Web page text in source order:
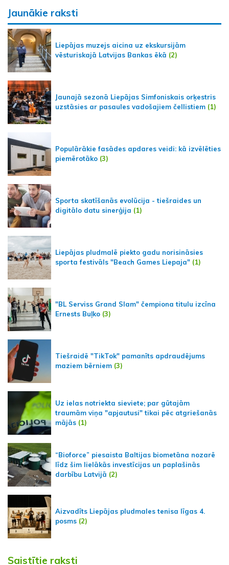
Jaunākie raksti
Liepājas muzejs aicina uz ekskursijām
vēsturiskajā Latvijas Bankas ēkā (2)
Jaunajā sezonā Liepājas Simfoniskais orķestris
uzstāsies ar pasaules vadošajiem čellistiem (1)
Populārākie fasādes apdares veidi: kā izvēlēties
piemērotāko (3)
Sporta skatīšanās evolūcija - tiešraides un
digitālo datu sinerģija (1)
Liepājas pludmalē piekto gadu norisināsies
sporta festivāls "Beach Games Liepaja" (1)
"BL Serviss Grand Slam" čempiona titulu izcīna
Ernests Buļko (3)
Tiešraidē "TikTok" pamanīts apdraudējums
maziem bērniem (3)
Uz ielas notriekta sieviete; par gūtajām
traumām viņa "apjautusi" tikai pēc atgriešanās
mājās (1)
“Bioforce” piesaista Baltijas biometāna nozarē
līdz šim lielākās investīcijas un paplašinās
darbību Latvijā (2)
Aizvadīts Liepājas pludmales tenisa līgas 4.
posms (2)
Saistītie raksti